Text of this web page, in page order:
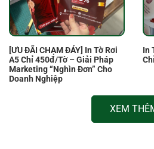
[ƯU ĐÃI CHẠM ĐÁY] In Tờ Rơi
A5 Chỉ 450đ/Tờ – Giải Pháp
Marketing “Nghìn Đơn” Cho
Doanh Nghiệp
In
XEM